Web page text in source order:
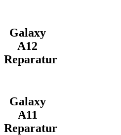
Galaxy
A12
Reparatur
Galaxy
A11
Reparatur